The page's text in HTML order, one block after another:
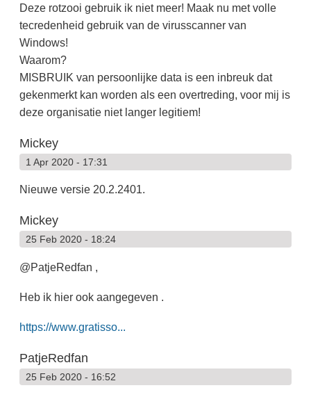
Deze rotzooi gebruik ik niet meer! Maak nu met volle
tecredenheid gebruik van de virusscanner van
Windows!
Waarom?
MISBRUIK van persoonlijke data is een inbreuk dat
gekenmerkt kan worden als een overtreding, voor mij is
deze organisatie niet langer legitiem!
Mickey
1 Apr 2020 - 17:31
Nieuwe versie 20.2.2401.
Mickey
25 Feb 2020 - 18:24
@PatjeRedfan ,
Heb ik hier ook aangegeven .
https://www.gratisso...
PatjeRedfan
25 Feb 2020 - 16:52